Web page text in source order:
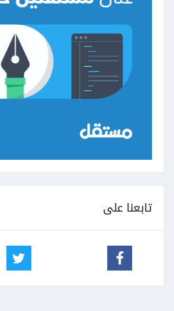
تابعنا على